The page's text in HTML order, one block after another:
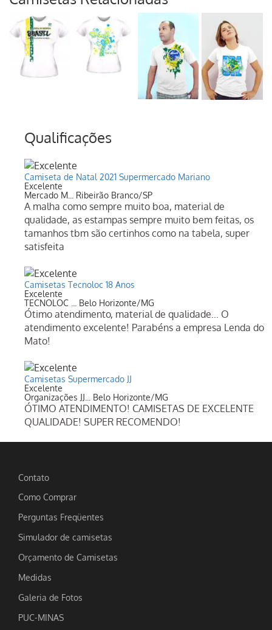
Qualificações
Camiseta de Natal 2021 Supermercado Mariano
Excelente
Mercado M... Ribeirão Branco/SP
A malha como sempre muito boa, material de
qualidade, as estampas sempre muito bem feitas, os
tamanhos tbm são certinhos como na tabela, super
satisfeita
Camisetas Tecnoloc 18 Anos
Excelente
TECNOLOC ... Belo Horizonte/MG
Ótimo atendimento, material de qualidade... O
atendimento excelente! Parabéns a empresa Lenda do
Mato!
Camisetas Supermercado JJ
Excelente
Organizações JJ... Belo Horizonte/MG
ÓTIMO ATENDIMENTO! CAMISETAS DE EXCELENTE
QUALIDADE! SUPER RECOMENDO!
Contato
Como Comprar
Perguntas Freqüentes
Simulador de camisetas
Orçamento de Camisetas
Medidas
Galeria de Fotos
PUC-MINAS